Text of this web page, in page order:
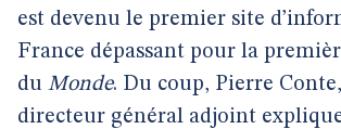
est devenu le premier site
France dépassant pour la
du Monde. Du coup, Pierre
directeur général adjoint